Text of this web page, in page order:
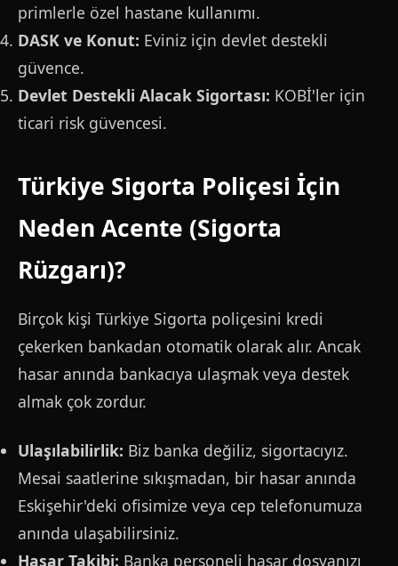
primlerle özel hastane kullanımı.
DASK ve Konut: Eviniz için devlet destekli
güvence.
Devlet Destekli Alacak Sigortası: KOBİ'ler için
ticari risk güvencesi.
Türkiye Sigorta Poliçesi İçin
Neden Acente (Sigorta
Rüzgarı)?
Birçok kişi Türkiye Sigorta poliçesini kredi
çekerken bankadan otomatik olarak alır. Ancak
hasar anında bankacıya ulaşmak veya destek
almak çok zordur.
Ulaşılabilirlik: Biz banka değiliz, sigortacıyız.
Mesai saatlerine sıkışmadan, bir hasar anında
Eskişehir'deki ofisimize veya cep telefonumuza
anında ulaşabilirsiniz.
Hasar Takibi: Banka personeli hasar dosyanızı